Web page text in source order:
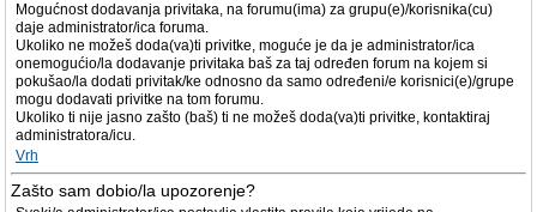
Mogućnost dodavanja privitaka, na forumu(ima) za grupu(e)/korisnika(cu)
daje administrator/ica foruma.
Ukoliko ne možeš doda(va)ti privitke, moguće je da je administrator/ica
onemogućio/la dodavanje privitaka baš za taj određen forum na kojem si
pokušao/la dodati privitak/ke odnosno da samo određeni/e korisnici(e)/grupe
mogu dodavati privitke na tom forumu.
Ukoliko ti nije jasno zašto (baš) ti ne možeš doda(va)ti privitke, kontaktiraj
administratora/icu.
Vrh
Zašto sam dobio/la upozorenje?